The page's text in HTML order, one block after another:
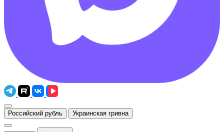
Российский рубль Украинская гривна